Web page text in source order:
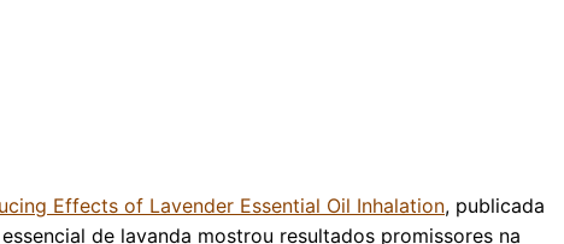
Effects of Lavender Essential Oil Inhalation, publicada
de lavanda mostrou resultados promissores na